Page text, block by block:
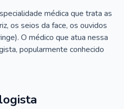
médica que trata as
os seios da face, os ouvidos
O médico que atua nessa
popularmente conhecido